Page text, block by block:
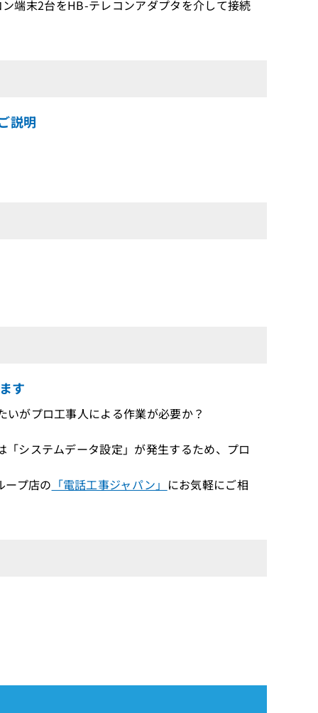
端末2台をHB-テレコンアダプタを介して接続
説明
す
がプロ工事人による作業が必要か？
ステムデータ設定」が発生するため、プロ
ープ店の 「電話工事ジャパン」 にお気軽にご相